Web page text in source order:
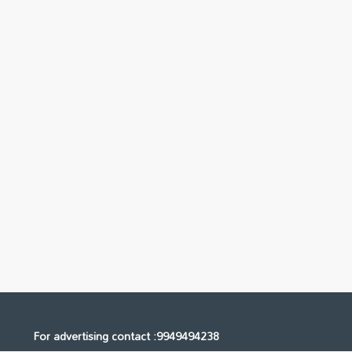
For advertising contact :9949494238